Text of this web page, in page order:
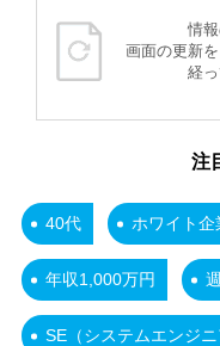
情
画面の更新
経
注
40代 ホワイト企
年収1,000万円
SE（システムエンジニ